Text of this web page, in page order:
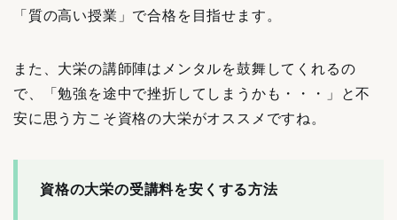
「質の高い授業」で合格を目指せます。
また、大栄の講師陣はメンタルを鼓舞してくれるの
で、「勉強を途中で挫折してしまうかも・・・」と不
安に思う方こそ資格の大栄がオススメですね。
資格の大栄の受講料を安くする方法